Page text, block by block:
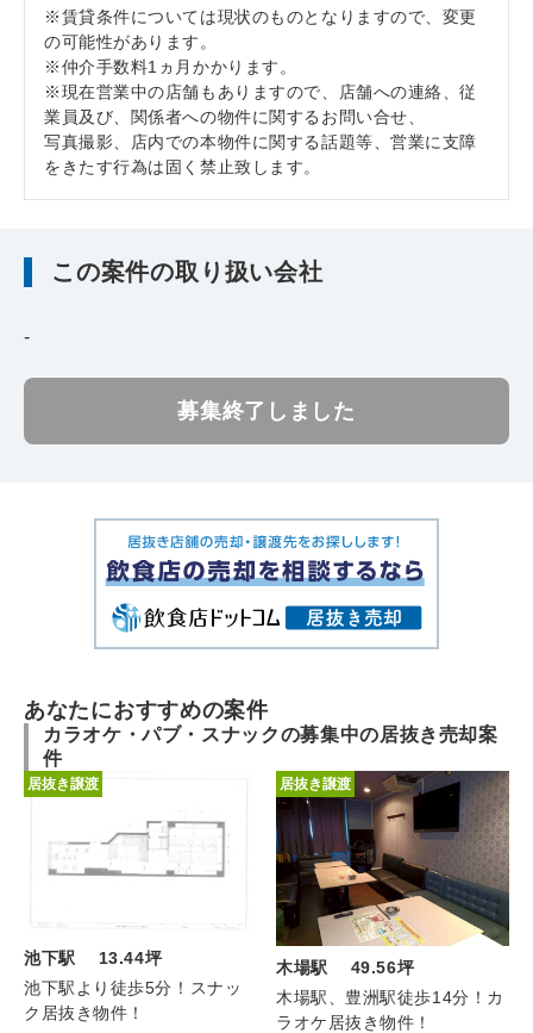
※賃貸条件については現状のものとなりますので、変更
の可能性があります。
※仲介手数料1ヵ月かかります。
※現在営業中の店舗もありますので、店舗への連絡、従
業員及び、関係者への物件に関するお問い合せ、
写真撮影、店内での本物件に関する話題等、営業に支障
をきたす行為は固く禁止致します。
この案件の取り扱い会社
-
募集終了しました
あなたにおすすめの案件
カラオケ・パブ・スナックの募集中の居抜き売却案
件
居抜き譲渡
池下駅 13.44坪
池下駅より徒歩5分！スナッ
ク居抜き物件！
居抜き譲渡
木場駅 49.56坪
木場駅、豊洲駅徒歩14分！カ
ラオケ居抜き物件！